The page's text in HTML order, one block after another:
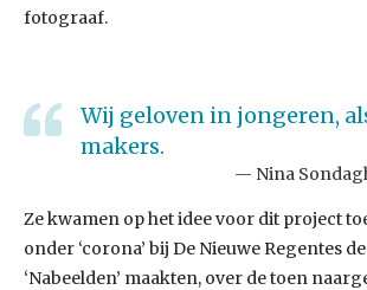
fotograaf.
Wij geloven in jongeren,
makers.
Nina
Ze kwamen op het idee voor dit project
onder ‘corona’ bij De Nieuwe Regentes
‘Nabeelden’ maakten, over de toen